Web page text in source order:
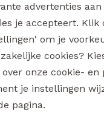
advertenties
je accepteert. Klik
om je
cookies?
over onze cookie-
je instellingen
pagina.